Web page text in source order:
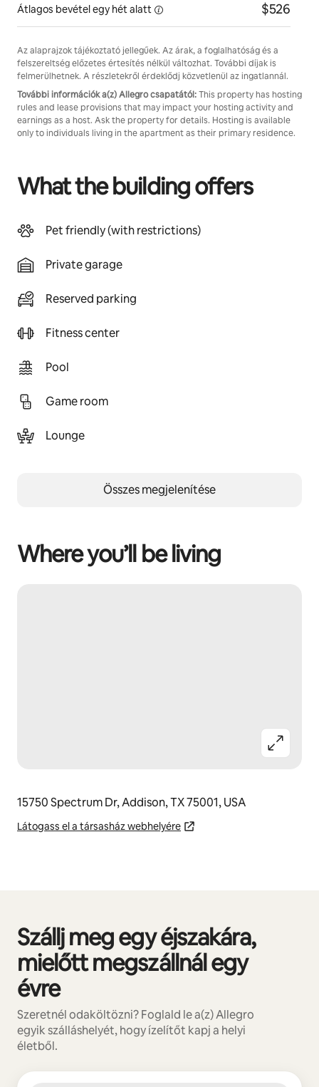
Átlagos bevétel egy hétalatt $526
Az alaprajzok tájékoztató jellegűek. Az árak, a foglalhatóság és a
felszereltség előzetes értesítés nélkül változhat. További díjak is
felmerülhetnek. A részletekről érdeklődj közvetlenül az ingatlannál.
További információk a(z) Allegro csapatától:This property has hosting
rules and lease provisions that may impact your hosting activity and
earnings as a host. Ask the property for details. Hosting is available
only to individuals living in the apartment as their primary residence.
What the building offers
Pet friendly (with restrictions)
Private garage
Reserved parking
Fitness center
Pool
Game room
Lounge
Összes megjelenítése
Where you’ll be living
15750 Spectrum Dr, Addison, TX 75001, USA
Látogass el a társasház webhelyére
Szállj meg egy éjszakára,
mielőtt megszállnál egy
évre
Szeretnél odaköltözni? Foglald le a(z) Allegro
egyik szálláshelyét, hogy ízelítőt kapj a helyi
életből.
0/0 elem megjelenítve